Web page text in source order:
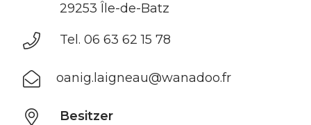
29253 Île-de-Batz
Tel. 06 63 62 15 78
oanig.laigneau@wanadoo.fr
Besitzer